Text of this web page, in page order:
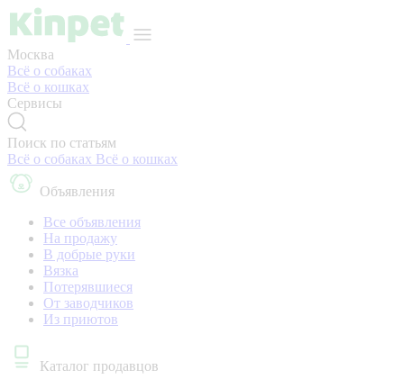
Москва
Всё о собаках
Всё о кошках
Сервисы
Поиск по статьям
Всё о собаках Всё о кошках
Объявления
Все объявления
На продажу
В добрые руки
Вязка
Потерявшиеся
От заводчиков
Из приютов
Каталог продавцов